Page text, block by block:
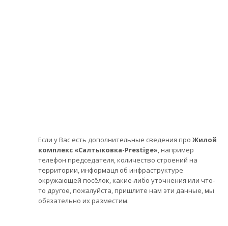
Если у Вас есть дополнительные сведения про Жилой
комплекс «Салтыковка-Prestige», например
телефон председателя, количество строений на
территории, информаця об инфраструктуре
окружающей посёлок, какие-либо уточнения или что-
то другое, пожалуйста, пришлите нам эти данные, мы
обязательно их разместим.